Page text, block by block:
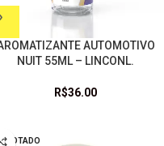
AUTOMOTIVO
NUIT 55ML – LINCONL.
R$36.00